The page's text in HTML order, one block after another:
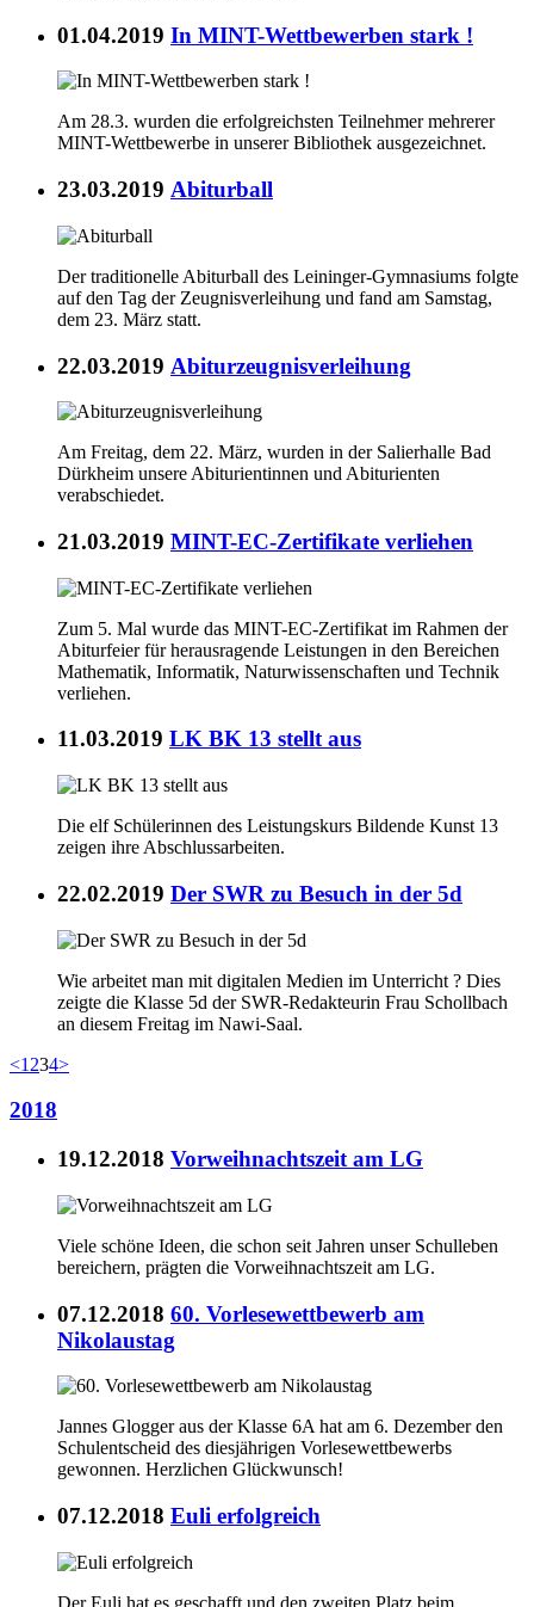
01.04.2019 In MINT-Wettbewerben stark !
Am 28.3. wurden die erfolgreichsten Teilnehmer mehrerer
MINT-Wettbewerbe in unserer Bibliothek ausgezeichnet.
23.03.2019 Abiturball
Der traditionelle Abiturball des Leininger-Gymnasiums folgte
auf den Tag der Zeugnisverleihung und fand am Samstag,
dem 23. März statt.
22.03.2019 Abiturzeugnisverleihung
Am Freitag, dem 22. März, wurden in der Salierhalle Bad
Dürkheim unsere Abiturientinnen und Abiturienten
verabschiedet.
21.03.2019 MINT-EC-Zertifikate verliehen
Zum 5. Mal wurde das MINT-EC-Zertifikat im Rahmen der
Abiturfeier für herausragende Leistungen in den Bereichen
Mathematik, Informatik, Naturwissenschaften und Technik
verliehen.
11.03.2019 LK BK 13 stellt aus
Die elf Schülerinnen des Leistungskurs Bildende Kunst 13
zeigen ihre Abschlussarbeiten.
22.02.2019 Der SWR zu Besuch in der 5d
Wie arbeitet man mit digitalen Medien im Unterricht ? Dies
zeigte die Klasse 5d der SWR-Redakteurin Frau Schollbach
an diesem Freitag im Nawi-Saal.
<1 234>
2018
19.12.2018 Vorweihnachtszeit am LG
Viele schöne Ideen, die schon seit Jahren unser Schulleben
bereichern, prägten die Vorweihnachtszeit am LG.
07.12.2018 60. Vorlesewettbewerb am
Nikolaustag
Jannes Glogger aus der Klasse 6A hat am 6. Dezember den
Schulentscheid des diesjährigen Vorlesewettbewerbs
gewonnen. Herzlichen Glückwunsch!
07.12.2018 Euli erfolgreich
Der Euli hat es geschafft und den zweiten Platz beim